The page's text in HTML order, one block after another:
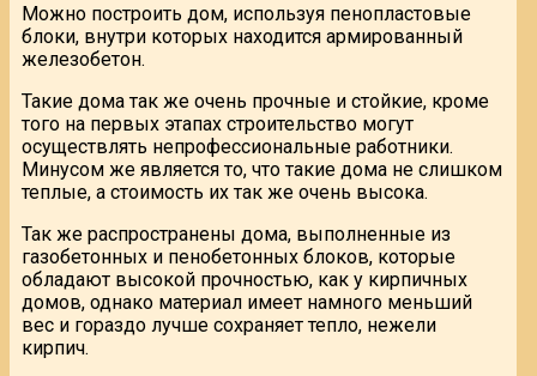
Можно построить дом, используя пенопластовые
блоки, внутри которых находится армированный
железобетон.
Такие дома так же очень прочные и стойкие, кроме
того на первых этапах строительство могут
осуществлять непрофессиональные работники.
Минусом же является то, что такие дома не слишком
теплые, а стоимость их так же очень высока.
Так же распространены дома, выполненные из
газобетонных и пенобетонных блоков, которые
обладают высокой прочностью, как у кирпичных
домов, однако материал имеет намного меньший
вес и гораздо лучше сохраняет тепло, нежели
кирпич.